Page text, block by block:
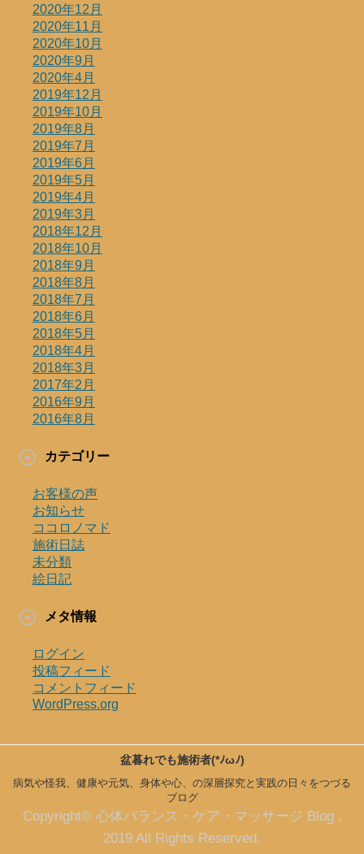
2020年12月
2020年11月
2020年10月
2020年9月
2020年4月
2019年12月
2019年10月
2019年8月
2019年7月
2019年6月
2019年5月
2019年4月
2019年3月
2018年12月
2018年10月
2018年9月
2018年8月
2018年7月
2018年6月
2018年5月
2018年4月
2018年3月
2017年2月
2016年9月
2016年8月
カテゴリー
お客様の声
お知らせ
ココロノマド
施術日誌
未分類
絵日記
メタ情報
ログイン
投稿フィード
コメントフィード
WordPress.org
盆暮れでも施術者(*ﾉωﾉ)
病気や怪我、健康や元気、身体や心、の深層探究と実践の日々をつづる
ブログ
Copyright© 心体バランス・ケア・マッサージ Blog ,
2019 All Rights Reserved.